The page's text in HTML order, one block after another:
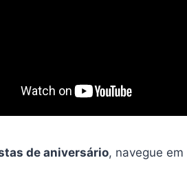
de aniversário, navegue